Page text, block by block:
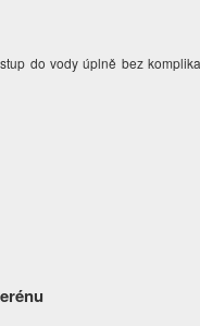
do vody úplně bez